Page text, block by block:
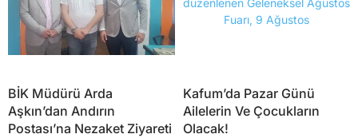
BİK Müdürü Arda
Aşkın’dan Andırın
Postası’na Nezaket Ziyareti
Kafum’da Pazar Günü
Ailelerin Ve Çocukların
Olacak!